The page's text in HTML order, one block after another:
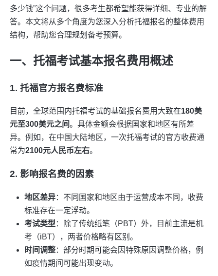
多少钱”这个问题，很多考生都希望能获得详细、专业的解
答。本文将从多个角度为您深入分析托福报名的整体费用
结构，帮助您合理规划备考预算。
一、托福考试基本报名费用概述
1. 托福官方报名费标准
目前，全球范围内托福考试的基础报名费用大致在180美
元至300美元之间。具体金额会根据国家和地区有所差
异。例如，在中国大陆地区，一次托福考试的官方收费通
常为2100元人民币左右。
2. 影响报名费的因素
地区差异：不同国家和地区由于运营成本不同，收费
标准存在一定浮动。
考试类型 ：除了传统纸笔（PBT）外，目前主流是机
考（iBT），两者价格略有区别。
时间调整：部分时期可能会因特殊原因调整价格，例
如疫情期间可能出现变动。